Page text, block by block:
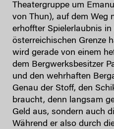
Theatergruppe um
von Thun), auf dem Weg
erhoffter Spielerlaubnis
österreichischen Grenze
wird gerade von einem
dem Bergwerksbesitzer
und den wehrhaften
Genau der Stoff, den
braucht, denn langsam
Geld aus, sondern auch
Während er also durch